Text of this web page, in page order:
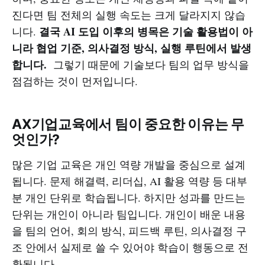
진다면 팀 전체의 실행 속도는 크게 달라지지 않습
니다. 결국 AI 도입 이후의 병목은 기술 활용법이 아
니라 협업 기준, 의사결정 방식, 실행 루틴에서 발생
합니다. 그렇기 때문에 기술보다 팀의 업무 방식을
점검하는 것이 먼저입니다.
AX기업교육에서 팀이 중요한 이유는 무
엇인가?
많은 기업 교육은 개인 역량 개발을 중심으로 설계
됩니다. 문제 해결력, 리더십, AI 활용 역량 등 대부
분 개인 단위로 학습됩니다. 하지만 성과를 만드는
단위는 개인이 아니라 팀입니다. 개인이 배운 내용
을 팀의 언어, 회의 방식, 피드백 루틴, 의사결정 구
조 안에서 실제로 쓸 수 있어야 학습이 행동으로 전